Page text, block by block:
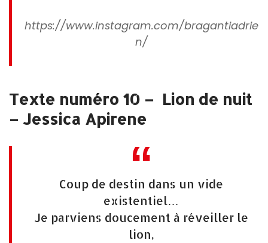
https://www.instagram.com/bragantiadrie
n/
Texte numéro 10 – Lion de nuit
– Jessica Apirene
Coup de destin dans un vide
existentiel…
Je parviens doucement à réveiller le
lion,